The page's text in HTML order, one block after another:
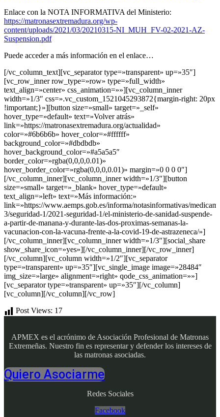
Enlace con la NOTA INFORMATIVA del Ministerio:
https://matronasextremadura.org/wp-
content/uploads/2021/03/20210315-NI_MUH_FV-02-2021-AZ-
Suspension.pdf
Puede acceder a más información en el enlace…
[/vc_column_text][vc_separator type=»transparent» up=»35″]
[vc_row_inner row_type=»row» type=»full_width»
text_align=»center» css_animation=»»][vc_column_inner
width=»1/3″ css=».vc_custom_1521045293872{margin-right: 20px
!important;}»][button size=»small» target=»_self»
hover_type=»default» text=»Volver atrás»
link=»https://matronasextremadura.org/actualidad»
color=»#6b6b6b» hover_color=»#ffffff»
background_color=»#dbdbdb»
hover_background_color=»#a5a5a5″
border_color=»rgba(0,0,0,0.01)»
hover_border_color=»rgba(0,0,0,0.01)» margin=»0 0 0 0″]
[/vc_column_inner][vc_column_inner width=»1/3″][button
size=»small» target=»_blank» hover_type=»default»
text_align=»left» text=»Más información:»
link=»https://www.aemps.gob.es/informa/notasinformativas/
3/seguridad-1/2021-seguridad-1/el-ministerio-de-sanidad-suspende-
a-partir-de-manana-y-durante-las-dos-proximas-semanas-la-
vacunacion-con-la-vacuna-frente-a-la-covid-19-de-astrazeneca/»]
[/vc_column_inner][vc_column_inner width=»1/3″][social_share
show_share_icon=»yes»][/vc_column_inner][/vc_row_inner]
[/vc_column][vc_column width=»1/2″][vc_separator
type=»transparent» up=»35″][vc_single_image image=»28484″
img_size=»large» alignment=»right» qode_css_animation=»»]
[vc_separator type=»transparent» up=»35″][/vc_column]
[vc_column][/vc_column][/vc_row]
Post Views: 17
APMEX es el acrónimo de Asociación Profesional de Matronas
Extremeñas. Nuestro fin es representar y defender los intereses de
las matronas asociadas.
Quiero Asociarme
Redes Sociales
Facebook